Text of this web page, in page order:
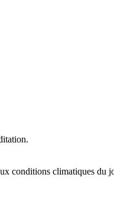
conditions climatiques du